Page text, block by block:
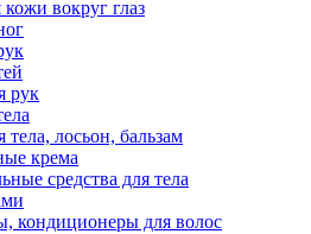
кожи вокруг глаз
рук
тела, лосьон, бальзам
крема
средства для тела
кондиционеры для волос